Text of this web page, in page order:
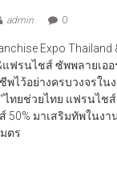
admin 0
Expo Thailand
แฟรนไชส์ ซัพพลายเอ
พไว้อย่างครบวงจรใน
ไทยช่วยไทย แฟรนไช
50% มาเสริมทัพในงา
ตร